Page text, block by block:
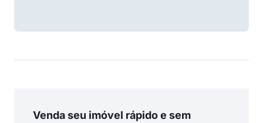
Venda seu imóvel rápido e sem